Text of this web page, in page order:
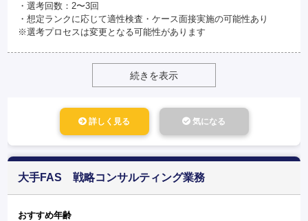
・選考回数：2〜3回
・想定ランクに応じて適性検査・ケース面接実施の可能性あり
※選考プロセスは変更となる可能性があります
続きを表示
詳しく見る 気になる
大手FAS 戦略コンサルティング業務
おすすめ年齢